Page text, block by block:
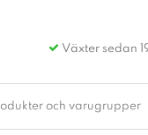
Växter sedan